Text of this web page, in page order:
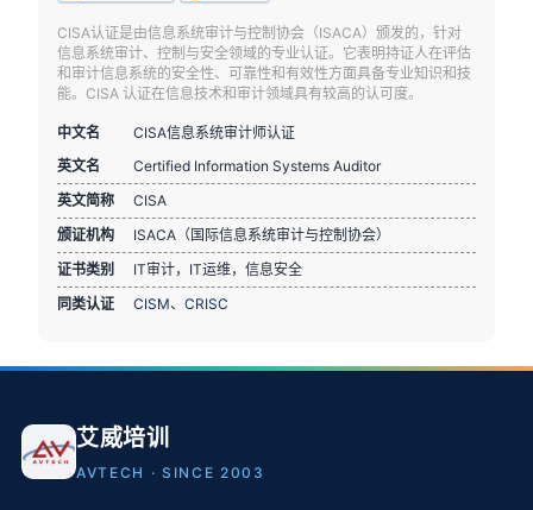
CISA认证是由信息系统审计与控制协会（ISACA）颁发的，针对
信息系统审计、控制与安全领域的专业认证。它表明持证人在评估
和审计信息系统的安全性、可靠性和有效性方面具备专业知识和技
能。CISA 认证在信息技术和审计领域具有较高的认可度。
中文名
CISA信息系统审计师认证
英文名
Certified Information Systems Auditor
英文简称
CISA
颁证机构
ISACA（国际信息系统审计与控制协会）
证书类别
IT审计，IT运维，信息安全
同类认证
CISM、CRISC
艾威培训
AVTECH · SINCE 2003